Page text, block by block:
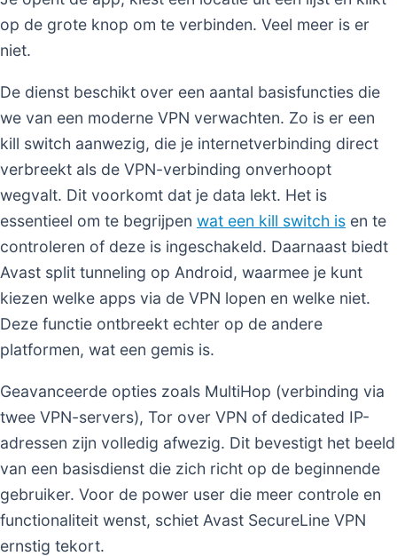
op de grote knop om te verbinden. Veel meer is er
niet.
De dienst beschikt over een aantal basisfuncties die
we van een moderne VPN verwachten. Zo is er een
kill switch aanwezig, die je internetverbinding direct
verbreekt als de VPN-verbinding onverhoopt
wegvalt. Dit voorkomt dat je data lekt. Het is
essentieel om te begrijpen wat een kill switch is en te
controleren of deze is ingeschakeld. Daarnaast biedt
Avast split tunneling op Android, waarmee je kunt
kiezen welke apps via de VPN lopen en welke niet.
Deze functie ontbreekt echter op de andere
platformen, wat een gemis is.
Geavanceerde opties zoals MultiHop (verbinding via
twee VPN-servers), Tor over VPN of dedicated IP-
adressen zijn volledig afwezig. Dit bevestigt het beeld
van een basisdienst die zich richt op de beginnende
gebruiker. Voor de power user die meer controle en
functionaliteit wenst, schiet Avast SecureLine VPN
ernstig tekort.